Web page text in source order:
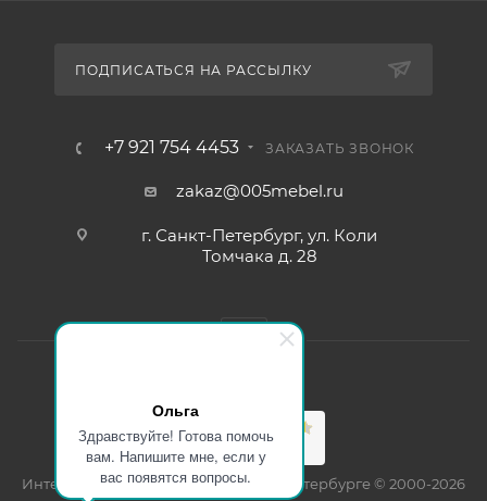
Ольга
Здравствуйте! Готова помочь
вам. Напишите мне, если у
вас появятся вопросы.
ПОДПИСАТЬСЯ НА РАССЫЛКУ
+7 921 754 4453 ЗАКАЗАТЬ ЗВОНОК
zakaz@005mebel.ru
г. Санкт-Петербург, ул. Коли
Томчака д. 28
Интернет магазин мебели в Санкт-Петербурге © 2000-2026